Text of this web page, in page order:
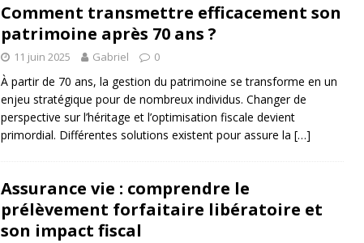
Comment transmettre efficacement son
patrimoine après 70 ans ?
11 juin 2025 Gabriel 0
À partir de 70 ans, la gestion du patrimoine se transforme en un
enjeu stratégique pour de nombreux individus. Changer de
perspective sur l’héritage et l’optimisation fiscale devient
primordial. Différentes solutions existent pour assure la […]
Assurance vie : comprendre le
prélèvement forfaitaire libératoire et
son impact fiscal